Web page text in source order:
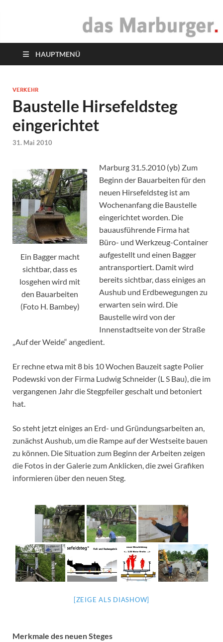
das Marburger.
HAUPTMENÜ
VERKEHR
Baustelle Hirsefeldsteg
eingerichtet
31. Mai 2010
Ein Bagger macht
sichtbar, dass es
losgehen wird mit
den Bauarbeiten
(Foto H. Bambey)
Marburg 31.5.2010 (yb) Zum
Beginn der Bauarbeiten für den
neuen Hirsefeldsteg ist am
Wochenanfang die Baustelle
eingerichtet worden. Die
bauausführende Firma hat
Büro- und Werkzeug-Container
aufgestellt und einen Bagger
antransportiert. Damit wird
bereits sichtbar, dass einiges an
Aushub und Erdbewegungen zu
erwarten sein wird. Die
Baustelle wird von der
Innenstadtseite von der Straße
„Auf der Weide“ angedient.
Er rechne etwa mit 8 bis 10 Wochen Bauzeit sagte Polier
Podewski von der Firma Ludwig Schneider (L S Bau), die im
vergangenen Jahr die Stegpfeiler geschalt und betoniert
hat.
So steht jetzt einiges an Erd- und Gründungsarbeiten an,
zunächst Aushub, um die Rampe auf der Westseite bauen
zu können. Die Situation zum Beginn der Arbeiten zeigen
die Fotos in der Galerie zum Anklicken, die zwei Grafiken
informieren über den neuen Steg.
[ZEIGE ALS DIASHOW]
Merkmale des neuen Steges